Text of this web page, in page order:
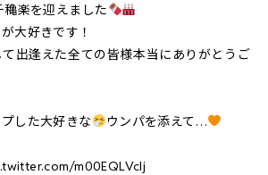
楽を迎えました
大好きです！
出逢えた全ての皆様本当にありがとうご
した大好きな ウンパを添えて…
m00EQLVcIj